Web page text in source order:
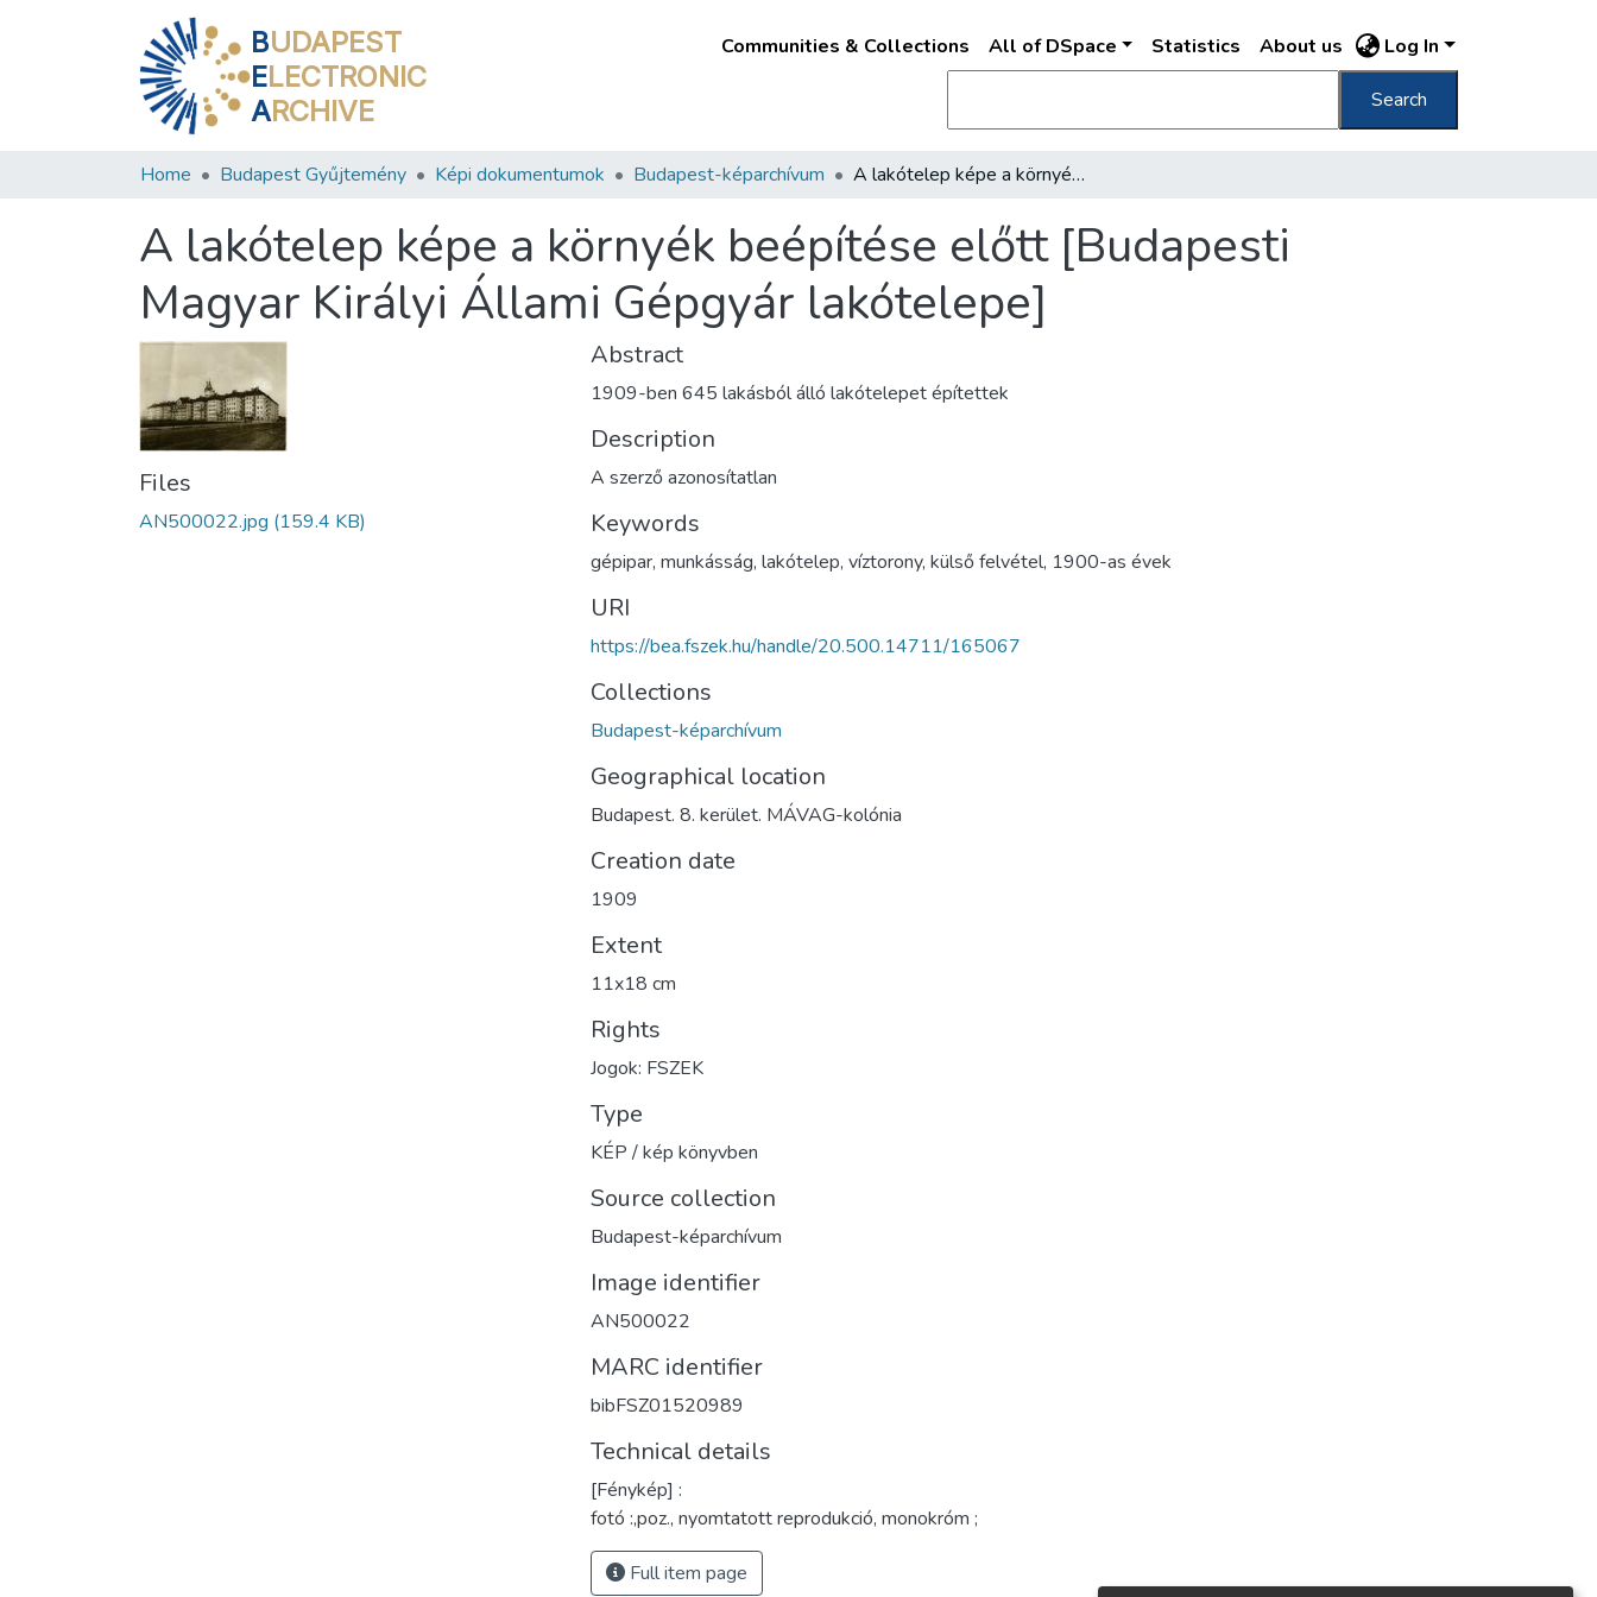
BUDAPEST
ELECTRONIC
ARCHIVE
Communities & Collections All of DSpace Statistics About us Log In
Search
Home Budapest Gyűjtemény Képi dokumentumok Budapest-képarchívum A lakótelep képe a környék beépítése előtt [Budapesti Magyar Királyi Állami Gépgyár lakótelepe]
A lakótelep képe a környék beépítése előtt [Budapesti
Magyar Királyi Állami Gépgyár lakótelepe]
Files
AN500022.jpg (159.4 KB)
Abstract
1909-ben 645 lakásból álló lakótelepet építettek
Description
A szerző azonosítatlan
Keywords
gépipar, munkásság, lakótelep, víztorony, külső felvétel, 1900-as évek
URI
https://bea.fszek.hu/handle/20.500.14711/165067
Collections
Budapest-képarchívum
Geographical location
Budapest. 8. kerület. MÁVAG-kolónia
Creation date
1909
Extent
11x18 cm
Rights
Jogok: FSZEK
Type
KÉP / kép könyvben
Source collection
Budapest-képarchívum
Image identifier
AN500022
MARC identifier
bibFSZ01520989
Technical details
[Fénykép] :
fotó :,poz., nyomtatott reprodukció, monokróm ;
Full item page